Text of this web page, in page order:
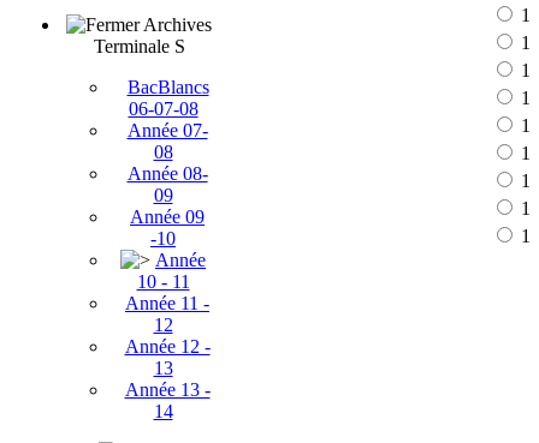
Archives
Terminale S
BacBlancs
06-07-08
Année 07-
08
Année 08-
09
Année 09
-10
Année
10 - 11
Année 11 -
12
Année 12 -
13
Année 13 -
14
1
1
1
1
1
1
1
1
1